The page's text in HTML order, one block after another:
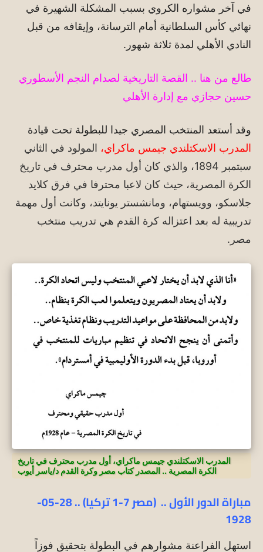
في آخر مشواره الكروي بسبب المشكلة الشهيرة في
نهائي كأس السلطانية أمام الترسانة، وإيقافه من قبل
النادي الأهلي لمدة ثلاثة شهور.
طالع من هنا .. القصة التاريخية لصدام النجم الأسطوري
حسين حجازي مع إدارة الأهلي
وقد أستعد المنتخب المصري جيدا للبطولة تحت قيادة
المدرب الاسكتلندي جيمس ماكراي، المولود في الثاني
سبتمبر 1894، والذي كان أول مدرب محترف في تاريخ
الكرة المصرية، حيث كان لاعبا محترفا في فرق كلايد
جلاسكو، وويستهام، ومانشستر يونايتد، وكانت أول مهمة
تدريبية له بعد اعتزاله كرة القدم هي تدريب منتخب
مصر.
المدرب الاسكتلندي جيمس ماكراي، أول مدرب محترف في تاريخ
الكرة المصرية .. المصدر كتاب مصر وكرة القدم د/ياسر أيوب
مباراة الدور الأول .. (مصر 7-1 تركيا) .. 28-05-
1928
استهل الفراعنة مشوارهم في البطولة بتحقيق فوزاً